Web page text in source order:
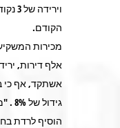
וירידה של 3 נקודות אחוז בהשוואה לחודש
הקודם.
אלף דירות, ירידה של 6%
אשתקד, אף כי
גידול של 8% . "מלאי הדירות בידי משקיעים
הוסיף לרדת